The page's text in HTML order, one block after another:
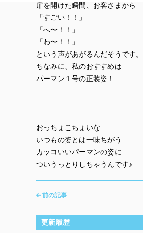
扉を開けた瞬間、お客さまから
「すごい！！」
「へ〜！！」
「わ〜！！」
という声があがるんだそうです。
ちなみに、私のおすすめは
パーマン１号の正装姿！
おっちょこちょいな
いつもの姿とは一味ちがう
カッコいいパーマンの姿に
ついうっとりしちゃうんです♪
前の記事
更新履歴